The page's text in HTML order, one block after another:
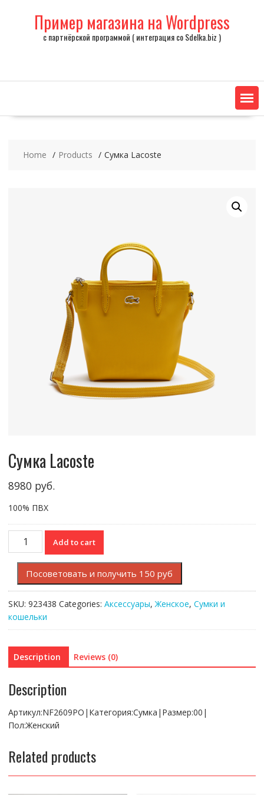
Пример магазина на Wordpress
с партнёрской программой ( интеграция со Sdelka.biz )
Home Products Сумка Lacoste
Сумка Lacoste
8980руб.
100% ПВХ
Сумка
Lacoste
quantity
Add to cart
Посоветовать и получить 150 руб
SKU: 923438 Categories: Аксессуары,Женское, Сумки и
кошельки
Description Reviews (0)
Description
Артикул:NF2609PO|Категория:Сумка|Размер:00|
Пол:Женский
Related products